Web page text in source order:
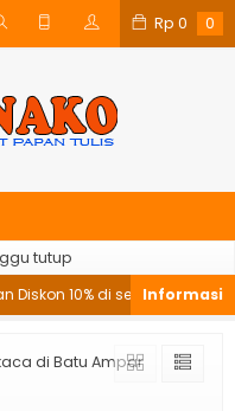
Rp 0 0
tutup
Diskon 10% di setiap
di Batu Ampar